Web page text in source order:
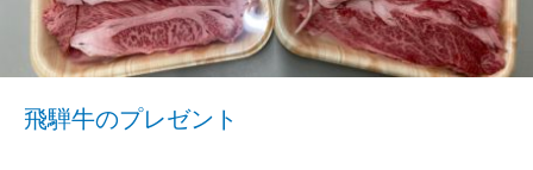
飛騨牛のプレゼント